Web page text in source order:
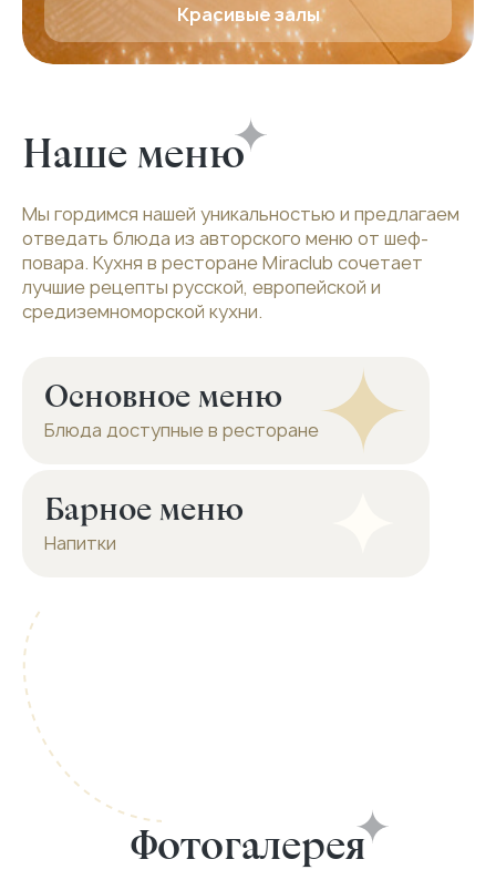
Красивые залы
Наше меню
Мы гордимся нашей уникальностью и предлагаем
отведать блюда из авторского меню от шеф-
повара. Кухня в ресторане Miraclub сочетает
лучшие рецепты русской, европейской и
средиземноморской кухни.
Основное меню
Блюда доступные в ресторане
Барное меню
Напитки
Фотогалерея